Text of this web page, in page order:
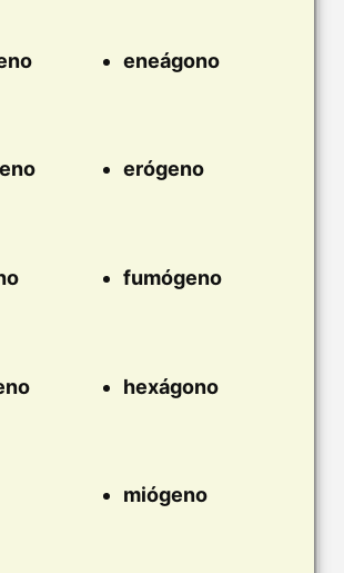
eneágono
erógeno
fumógeno
hexágono
miógeno